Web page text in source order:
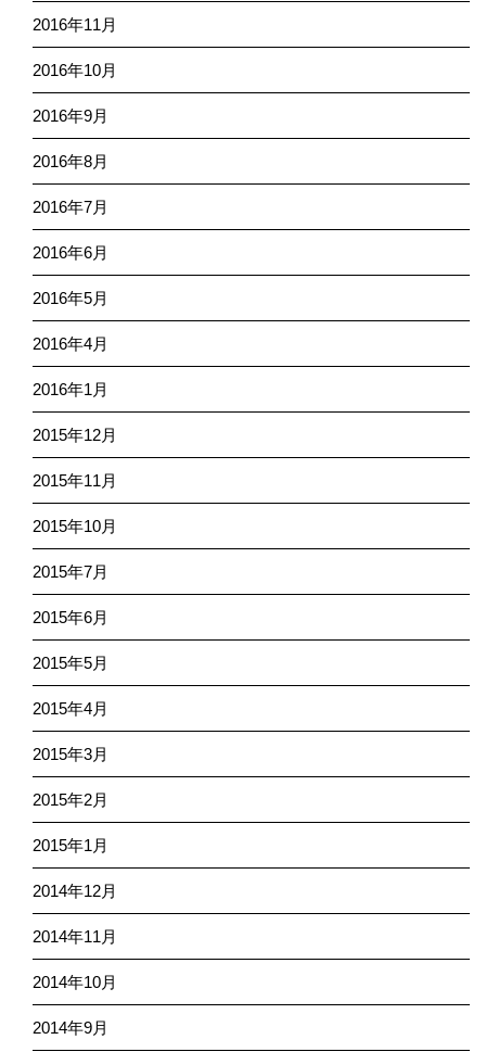
2016年11月
2016年10月
2016年9月
2016年8月
2016年7月
2016年6月
2016年5月
2016年4月
2016年1月
2015年12月
2015年11月
2015年10月
2015年7月
2015年6月
2015年5月
2015年4月
2015年3月
2015年2月
2015年1月
2014年12月
2014年11月
2014年10月
2014年9月